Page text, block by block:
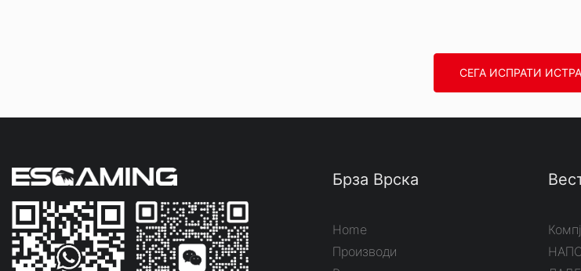
СЕГА ИСПРАТИ
Брза Врска
Home
Производи